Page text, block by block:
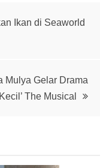
Ikan di Seaworld
Mulya Gelar Drama
The Musical